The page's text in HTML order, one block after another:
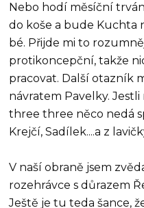
Nebo hodí měsíční
do koše a bude Kuchta
bé. Přijde mi to
protikoncepční, takže
pracovat. Další otazník
návratem Pavelky.
three three něco nedá
Krejčí, Sadílek....a z
V naší obraně jsem
rozehrávce s důrazem
Ještě je tu teda šance,